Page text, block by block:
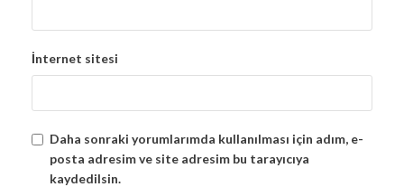
İnternet sitesi
Daha sonraki yorumlarımda kullanılması için adım, e-
posta adresim ve site adresim bu tarayıcıya
kaydedilsin.